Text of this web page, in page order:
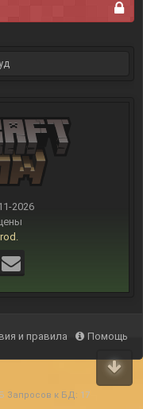
2026
и правила Помощь
Запросов к БД: 17